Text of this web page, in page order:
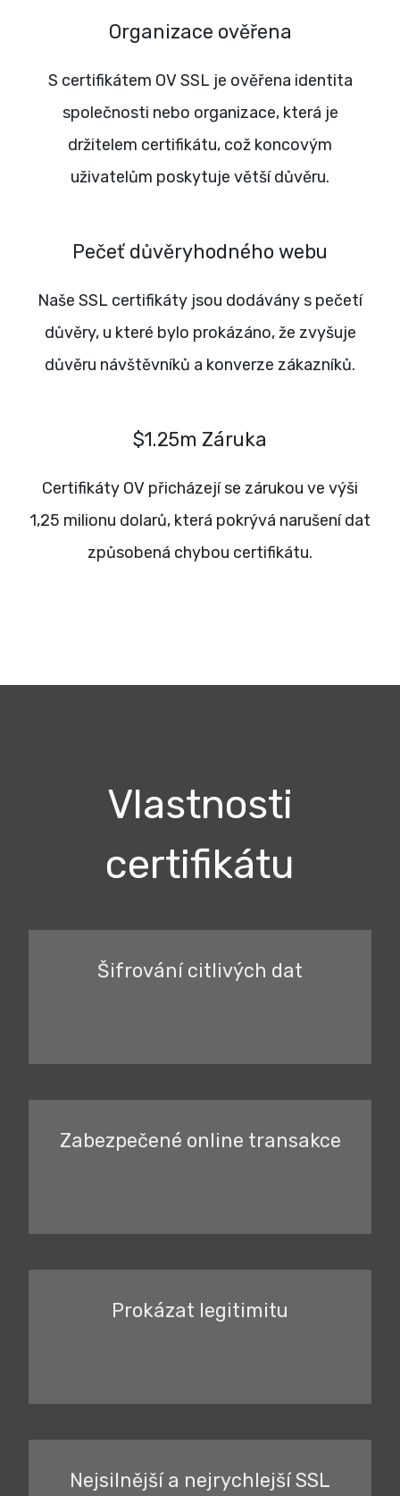
Organizace ověřena
S certifikátem OV SSL je ověřena identita
společnosti nebo organizace, která je
držitelem certifikátu, což koncovým
uživatelům poskytuje větší důvěru.
Pečeť důvěryhodného webu
Naše SSL certifikáty jsou dodávány s pečetí
důvěry, u které bylo prokázáno, že zvyšuje
důvěru návštěvníků a konverze zákazníků.
$1.25m Záruka
Certifikáty OV přicházejí se zárukou ve výši
1,25 milionu dolarů, která pokrývá narušení dat
způsobená chybou certifikátu.
Vlastnosti
certifikátu
Šifrování citlivých dat
Zabezpečené online transakce
Prokázat legitimitu
Nejsilnější a nejrychlejší SSL